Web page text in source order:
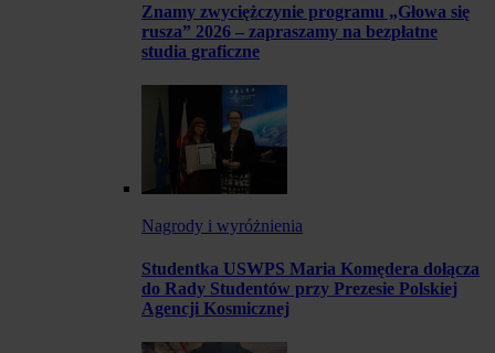
Znamy zwyciężczynie programu „Głowa się
rusza” 2026 – zapraszamy na bezpłatne
studia graficzne
Nagrody i wyróżnienia
Studentka USWPS Maria Komędera dołącza
do Rady Studentów przy Prezesie Polskiej
Agencji Kosmicznej